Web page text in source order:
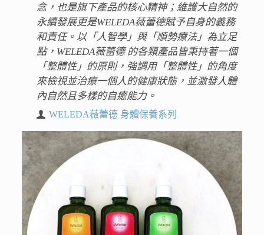
念，也是旗下產品的核心精神；維護大自然的
永續發展更是WELEDA薇蕾德賦予自身的義務
和責任。以「人智學」與「順勢療法」為立足
點，WELEDA薇蕾德 的各類產品皆秉持著一個
「整體性」的原則，強調用「整體性」的角度
來檢視並治療一個人的健康狀態，並激發人體
內自然且多樣的自癒能力。
WELEDA薇蕾德 身體保養系列